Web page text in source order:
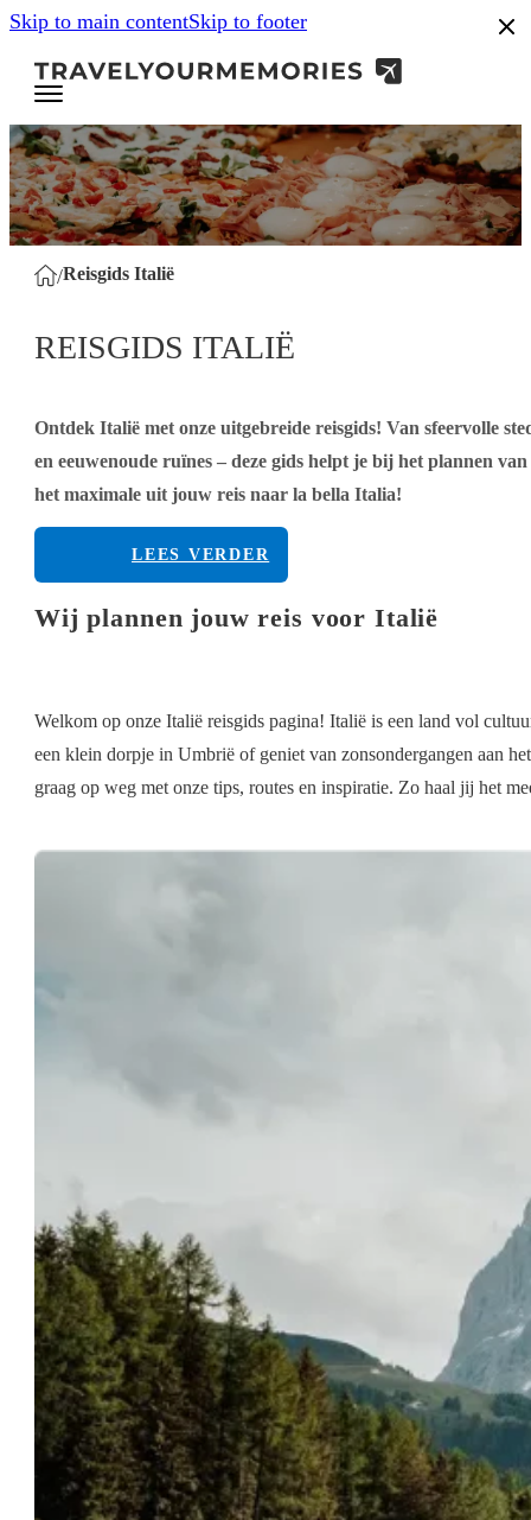
Skip to main contentSkip to footer
/Reisgids Italië
REISGIDS ITALIË
Ontdek Italië met onze uitgebreide reisgids! Van sfeervolle
en eeuwenoude ruïnes – deze gids helpt je bij het plannen
het maximale uit jouw reis naar la bella Italia!
LEES VERDER
Wij plannen jouw reis voor Italië
Welkom op onze Italië reisgids pagina! Italië is een land vol
een klein dorpje in Umbrië of geniet van zonsondergangen aan
graag op weg met onze tips, routes en inspiratie. Zo haal jij het